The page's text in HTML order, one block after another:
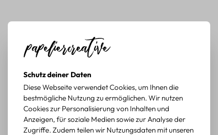
Retro Sticker Set
Scrapbooking – 50 Vintage
Papier Motive im Set
Verkaufspreis:
4,94 € Regulärer Preis:
5,49 €
Rabatt
-50% Rabatt
-10%
Schutz deiner Daten
Diese Webseite verwendet Cookies, um Ihnen die
bestmögliche Nutzung zu ermöglichen. Wir nutzen
Cookies zur Personalisierung von Inhalten und
Anzeigen, für soziale Medien sowie zur Analyse der
Zugriffe. Zudem teilen wir Nutzungsdaten mit unseren